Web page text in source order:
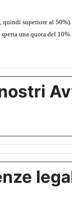
quindi superiore al 50%).
una quota del 10%.